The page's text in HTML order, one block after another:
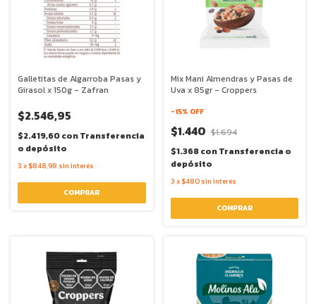
Galletitas de Algarroba Pasas y
Girasol x 150g - Zafran
$2.546,95
$2.419,60conTransferencia
o depósito
3 x $848,98 sin interés
Mix Mani Almendras y Pasas de
Uva x 85gr - Croppers
-15% OFF
$1.440 $1.694
$1.368conTransferencia o
depósito
3 x $480 sin interés